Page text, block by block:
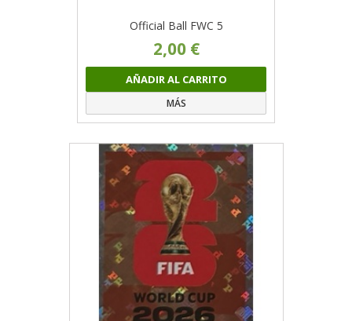
Official Ball FWC 5
2,00 €
AÑADIR AL CARRITO
MÁS